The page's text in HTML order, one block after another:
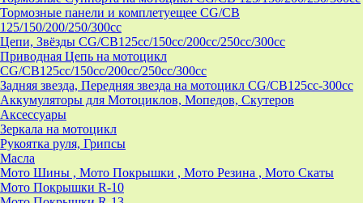
Тормозные панели и комплетуещее CG/CB
125/150/200/250/300cc
Цепи, Звёзды CG/CB125cc/150cc/200cc/250cc/300cc
Приводная Цепь на мотоцикл
CG/CB125cc/150cc/200cc/250cc/300cc
Задняя звезда, Передняя звезда на мотоцикл CG/CB125cc-300сс
Аккумуляторы для Мотоциклов, Мопедов, Скутеров
Аксессуары
Зеркала на мотоцикл
Рукоятка руля, Грипсы
Масла
Мото Шины , Мото Покрышки , Мото Резина , Мото Скаты
Мото Покрышки R-10